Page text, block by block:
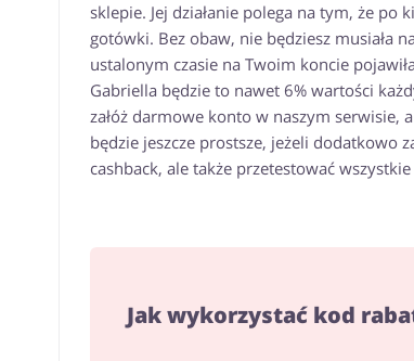
sklepie. Jej działanie polega na tym, że
gotówki. Bez obaw, nie będziesz musiała
ustalonym czasie na Twoim koncie
Gabriella będzie to nawet 6% wartości
załóż darmowe konto w naszym serwisie,
będzie jeszcze prostsze, jeżeli dodatkowo
cashback, ale także przetestować
Jak wykorzystać kod